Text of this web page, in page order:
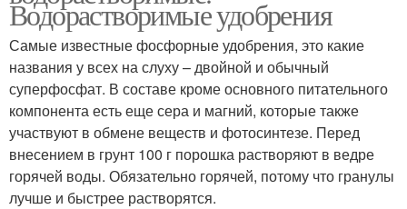
Водорастворимые удобрения
Самые известные фосфорные удобрения, это какие
названия у всех на слуху – двойной и обычный
суперфосфат. В составе кроме основного питательного
компонента есть еще сера и магний, которые также
участвуют в обмене веществ и фотосинтезе. Перед
внесением в грунт 100 г порошка растворяют в ведре
горячей воды. Обязательно горячей, потому что гранулы
лучше и быстрее растворятся.